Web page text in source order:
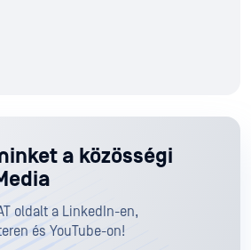
a közösségi
oldalt a LinkedIn-en,
és YouTube-on!